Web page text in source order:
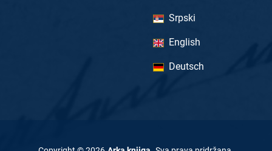
Srpski
English
Deutsch